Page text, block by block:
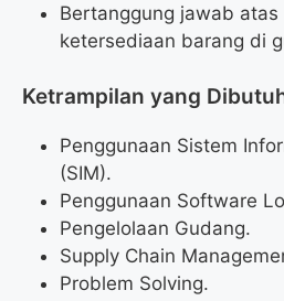
Bertanggung jawab atas
ketersediaan barang di
Ketrampilan yang
Penggunaan Sistem
(SIM).
Penggunaan Software
Pengelolaan Gudang.
Supply Chain
Problem Solving.